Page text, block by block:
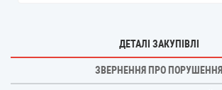
ДЕТАЛІ ЗАКУПІВЛІ
ЗВЕРНЕННЯ ПРО ПОРУШЕННЯ